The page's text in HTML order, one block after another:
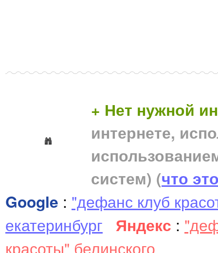
+ Нет нужной
интернете,
систем) (что
Google : "дефанс клуб
екатеринбург
Яндекс :
красоты" белинского